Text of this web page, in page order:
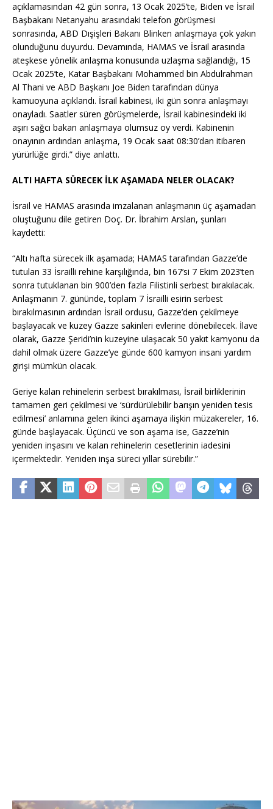
açıklamasından 42 gün sonra, 13 Ocak 2025’te, Biden ve İsrail
Başbakanı Netanyahu arasındaki telefon görüşmesi
sonrasında, ABD Dışişleri Bakanı Blinken anlaşmaya çok yakın
olunduğunu duyurdu. Devamında, HAMAS ve İsrail arasında
ateşkese yönelik anlaşma konusunda uzlaşma sağlandığı, 15
Ocak 2025’te, Katar Başbakanı Mohammed bin Abdulrahman
Al Thani ve ABD Başkanı Joe Biden tarafından dünya
kamuoyuna açıklandı. İsrail kabinesi, iki gün sonra anlaşmayı
onayladı. Saatler süren görüşmelerde, İsrail kabinesindeki iki
aşırı sağcı bakan anlaşmaya olumsuz oy verdi. Kabinenin
onayının ardından anlaşma, 19 Ocak saat 08:30’dan itibaren
yürürlüğe girdi.” diye anlattı.
ALTI HAFTA SÜRECEK İLK AŞAMADA NELER OLACAK?
İsrail ve HAMAS arasında imzalanan anlaşmanın üç aşamadan
oluştuğunu dile getiren Doç. Dr. İbrahim Arslan, şunları
kaydetti:
“Altı hafta sürecek ilk aşamada; HAMAS tarafından Gazze’de
tutulan 33 İsrailli rehine karşılığında, bin 167’si 7 Ekim 2023’ten
sonra tutuklanan bin 900’den fazla Filistinli serbest bırakılacak.
Anlaşmanın 7. gününde, toplam 7 İsrailli esirin serbest
bırakılmasının ardından İsrail ordusu, Gazze’den çekilmeye
başlayacak ve kuzey Gazze sakinleri evlerine dönebilecek. İlave
olarak, Gazze Şeridi’nin kuzeyine ulaşacak 50 yakıt kamyonu da
dahil olmak üzere Gazze’ye günde 600 kamyon insani yardım
girişi mümkün olacak.
Geriye kalan rehinelerin serbest bırakılması, İsrail birliklerinin
tamamen geri çekilmesi ve ‘sürdürülebilir barışın yeniden tesis
edilmesi’ anlamına gelen ikinci aşamaya ilişkin müzakereler, 16.
günde başlayacak. Üçüncü ve son aşama ise, Gazze’nin
yeniden inşasını ve kalan rehinelerin cesetlerinin iadesini
içermektedir. Yeniden inşa süreci yıllar sürebilir.”